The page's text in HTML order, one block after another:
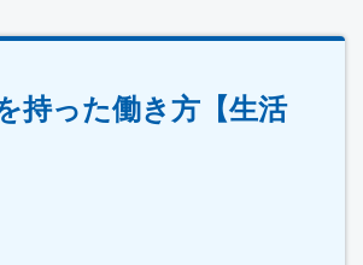
持った働き方【生活